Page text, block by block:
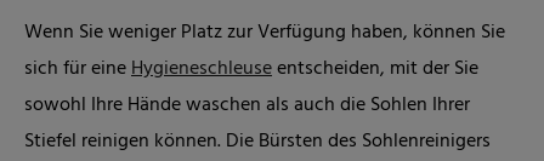
Wenn Sie weniger Platz zur Verfügung haben, können Sie
sich für eineHygieneschleuseentscheiden, mit der Sie
sowohl Ihre Hände waschen als auch die Sohlen Ihrer
Stiefel reinigen können. Die Bürsten des Sohlenreinigers